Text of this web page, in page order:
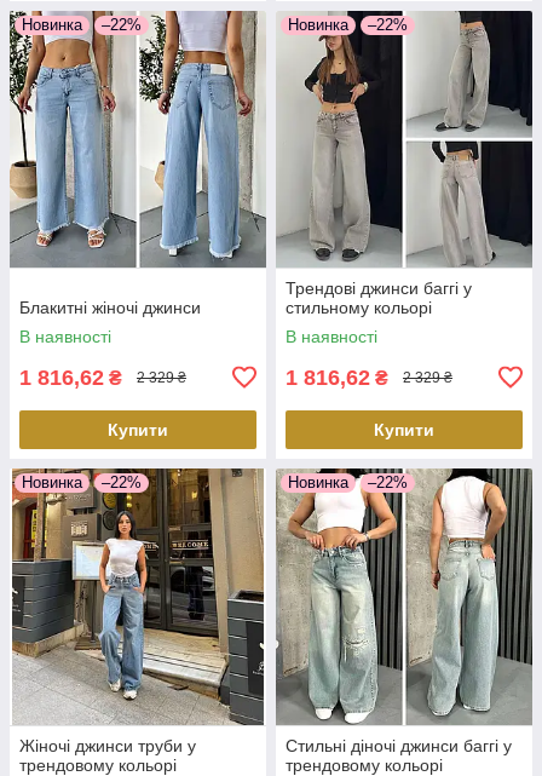
Новинка –22%
Блакитні жіночі джинси
В наявності
1 816,62 ₴ 2 329 ₴
Купити
Новинка –22%
Трендові джинси баггі у
стильному кольорі
В наявності
1 816,62 ₴ 2 329 ₴
Купити
Новинка –22%
Жіночі джинси труби у
трендовому кольорі
Новинка –22%
Стильні діночі джинси баггі у
трендовому кольорі